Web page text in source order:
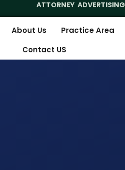
ATTORNEY ADVERTISING
About Us
Practice Area
Contact US